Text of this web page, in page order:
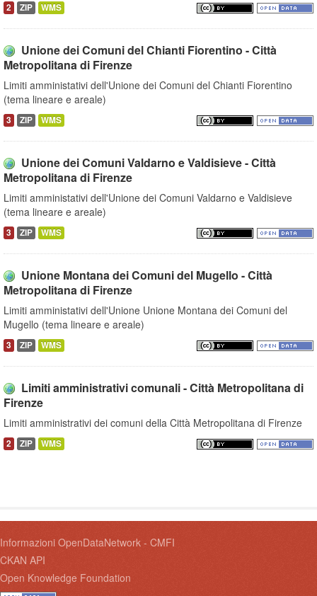
2 ZIP WMS
Unione dei Comuni del Chianti Fiorentino - Città
Metropolitana di Firenze
Limiti amministativi dell'Unione dei Comuni del Chianti Fiorentino
(tema lineare e areale)
3 ZIP WMS
Unione dei Comuni Valdarno e Valdisieve - Città
Metropolitana di Firenze
Limiti amministativi dell'Unione dei Comuni Valdarno e Valdisieve
(tema lineare e areale)
3 ZIP WMS
Unione Montana dei Comuni del Mugello - Città
Metropolitana di Firenze
Limiti amministativi dell'Unione Unione Montana dei Comuni del
Mugello (tema lineare e areale)
3 ZIP WMS
Limiti amministrativi comunali - Città Metropolitana di
Firenze
Limiti amministrativi dei comuni della Città Metropolitana di Firenze
2 ZIP WMS
Informazioni OpenDataNetwork - CMFI
CKAN API
Open Knowledge Foundation